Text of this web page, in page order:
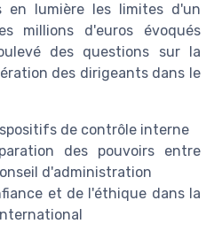
en lumière les limites d'un
millions d'euros évoqués
des questions sur la
des dirigeants dans le
de contrôle interne
des pouvoirs entre
d'administration
et de l'éthique dans la